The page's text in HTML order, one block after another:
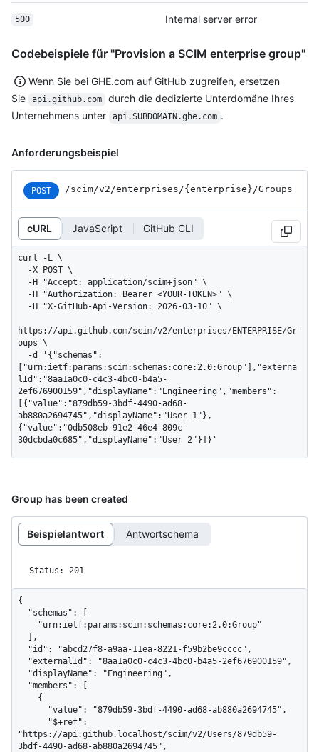
500 Internal server error
Codebeispiele für "Provision a SCIM enterprise group"
Wenn Sie bei GHE.com auf GitHub zugreifen, ersetzen
Sie
api.github.com
durch die dedizierte Unterdomäne Ihres
Unternehmens unter
api.SUBDOMAIN.ghe.com .
Anforderungsbeispiel
POST /scim/v2 /enterprises /{enterprise} /Groups
cURL JavaScript GitHub CLI
curl -L \
https://api.github.com/scim/v2/enterprises/ENTERPRISE/Gr
oups \
["urn:ietf:params:scim:schemas:core:2.0:Group"],"externa
lId":"8aa1a0c0-c4c3-4bc0-b4a5-
2ef676900159","displayName":"Engineering","members":
[{"value":"879db59-3bdf-4490-ad68-
ab880a2694745","displayName":"User 1"},
{"value":"0db508eb-91e2-46e4-809c-
30dcbda0c685","displayName":"User 2"}]}'
Group has been created
Beispielantwort Antwortschema
Status: 201
{
"https://api.github.localhost/scim/v2/Users/879db59-
3bdf-4490-ad68-ab880a2694745",